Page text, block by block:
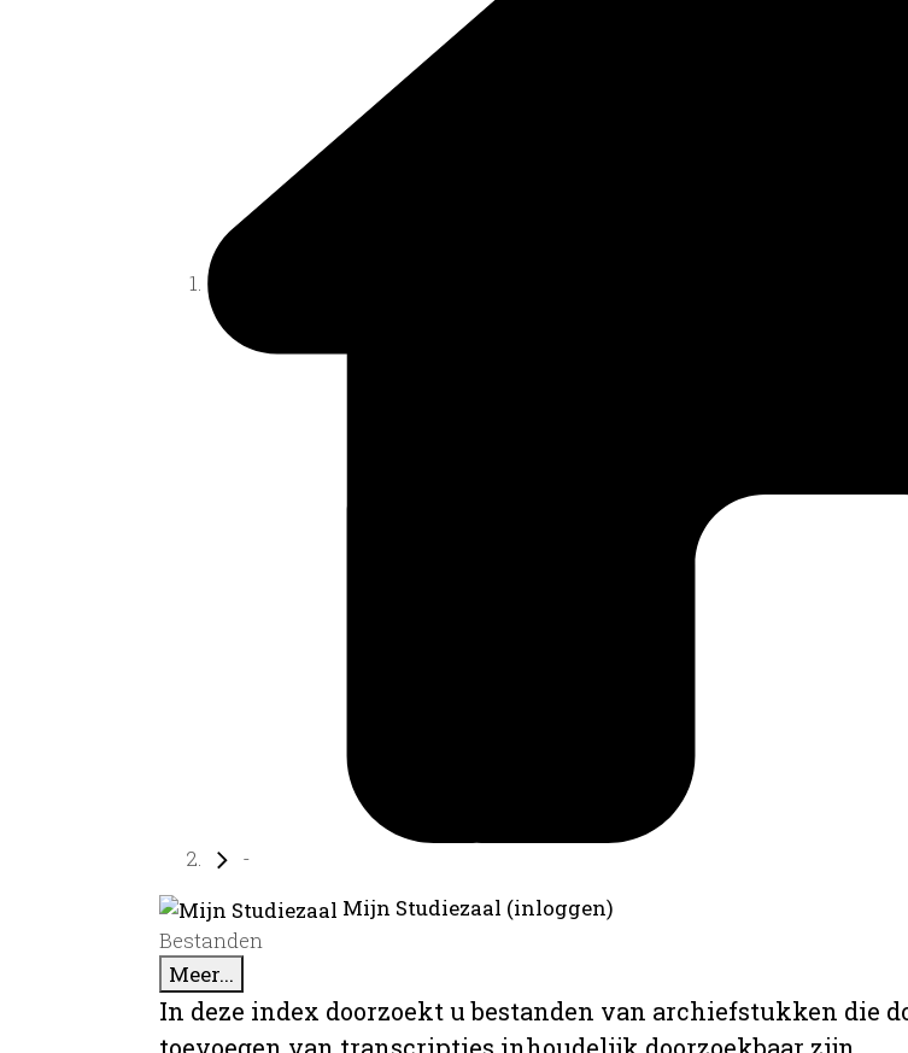
-
Mijn Studiezaal (inloggen)
Bestanden
Meer...
In deze index doorzoekt u bestanden van archiefstukken die
toevoegen van transcripties inhoudelijk doorzoekbaar zijn.